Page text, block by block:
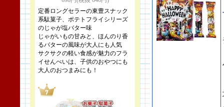
定番ロングセラーの東豊スナック
系駄菓子、ポテトフライシリーズ
のじゃが塩バター味
じゃがいもの甘みと、ほんのり香
るバターの風味が大人にも人気
サクサクの軽い食感が魅力のフラ
イせんべいは、子供のおやつにも
大人のおつまみにも！